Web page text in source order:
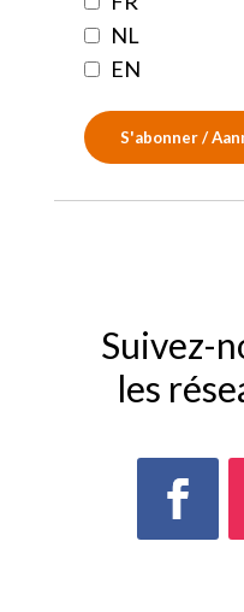
NL
EN
Suivez-
les